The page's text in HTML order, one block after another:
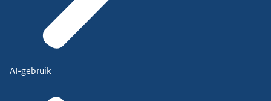
AI-gebruik